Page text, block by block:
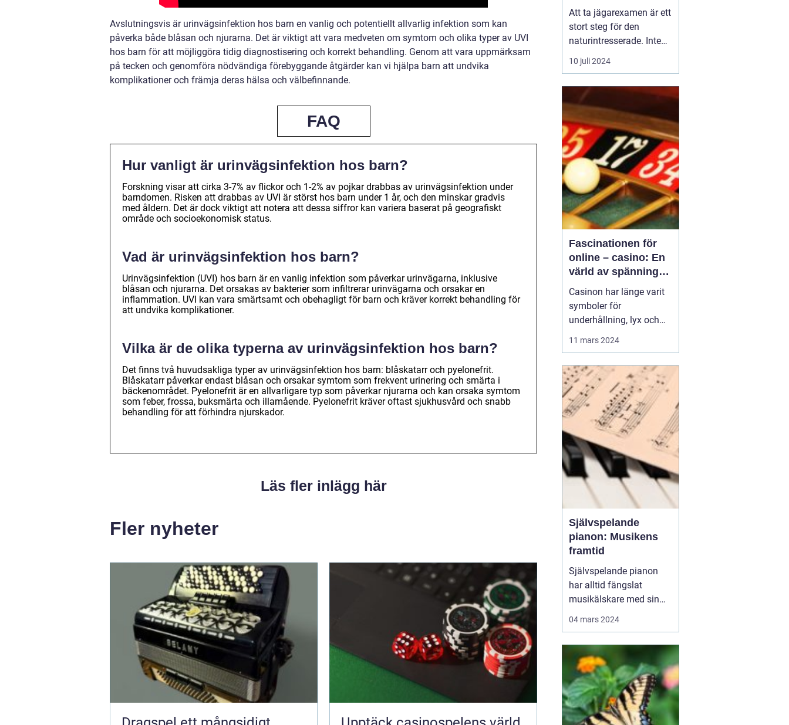
Avslutningsvis är urinvägsinfektion hos barn en vanlig och potentiellt allvarlig infektion som kan
påverka både blåsan och njurarna. Det är viktigt att vara medveten om symtom och olika typer av UVI
hos barn för att möjliggöra tidig diagnostisering och korrekt behandling. Genom att vara uppmärksam
på tecken och genomföra nödvändiga förebyggande åtgärder kan vi hjälpa barn att undvika
komplikationer och främja deras hälsa och välbefinnande.
FAQ
Hur vanligt är urinvägsinfektion hos barn?
Forskning visar att cirka 3-7% av flickor och 1-2% av pojkar drabbas av urinvägsinfektion under
barndomen. Risken att drabbas av UVI är störst hos barn under 1 år, och den minskar gradvis
med åldern. Det är dock viktigt att notera att dessa siffror kan variera baserat på geografiskt
område och socioekonomisk status.
Vad är urinvägsinfektion hos barn?
Urinvägsinfektion (UVI) hos barn är en vanlig infektion som påverkar urinvägarna, inklusive
blåsan och njurarna. Det orsakas av bakterier som infiltrerar urinvägarna och orsakar en
inflammation. UVI kan vara smärtsamt och obehagligt för barn och kräver korrekt behandling för
att undvika komplikationer.
Vilka är de olika typerna av urinvägsinfektion hos barn?
Det finns två huvudsakliga typer av urinvägsinfektion hos barn: blåskatarr och pyelonefrit.
Blåskatarr påverkar endast blåsan och orsakar symtom som frekvent urinering och smärta i
bäckenområdet. Pyelonefrit är en allvarligare typ som påverkar njurarna och kan orsaka symtom
som feber, frossa, buksmärta och illamående. Pyelonefrit kräver oftast sjukhusvård och snabb
behandling för att förhindra njurskador.
Läs fler inlägg här
Fler nyheter
och Naturens Värld
Att ta jägarexamen är ett
stort steg för den
naturintresserade. Inte
bara öppnar det dörrar
till en av Sveriges äldsta
det är också en väg till
kunskap om och respekt
för v&ar...
10 juli 2024
Fascinationen för
online – casino: En
värld av spänning
och underhållning
Casinon har länge varit
symboler för
underhållning, lyx och
spelen på nätet,
fortsätter
casinoupplevelsen att
locka miljontals
besökare var...
11 mars 2024
Självspelande
pianon: Musikens
framtid
Självspelande pianon
har alltid fängslat
musikälskare med sin
förhistoriska pianolorna
till de moderna digitala
systemen har teknolog...
04 mars 2024